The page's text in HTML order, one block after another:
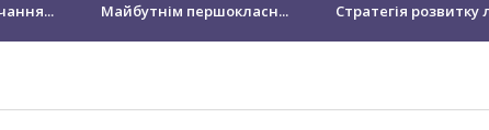
Майбутнім першокласн... Стратегія розвитку